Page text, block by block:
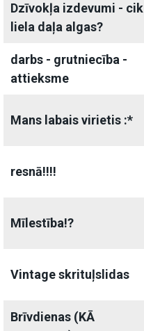
Dzīvokļa izdevumi - cik
liela daļa algas?
darbs - grutniecība -
attieksme
Mans labais virietis :*
resnā!!!!
Mīlestība!?
Vintage skrituļslidas
Brīvdienas (KĀ